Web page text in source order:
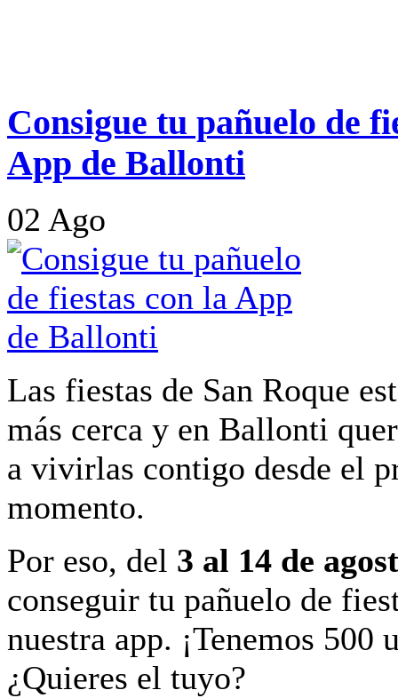
Consigue tu pañuelo de
App de Ballonti
02 Ago
Las fiestas de San Roque
más cerca y en Ballonti
a vivirlas contigo desde el
momento.
Por eso, del 3 al 14 de
conseguir tu pañuelo de
nuestra app. ¡Tenemos 500
¿Quieres el tuyo?